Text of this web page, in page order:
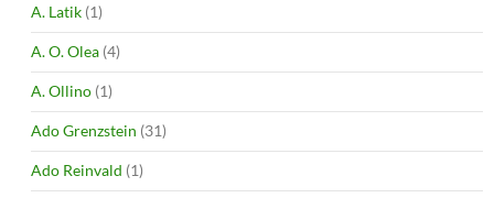
A. Latik (1)
A. O. Olea (4)
A. Ollino (1)
Ado Grenzstein (31)
Ado Reinvald (1)